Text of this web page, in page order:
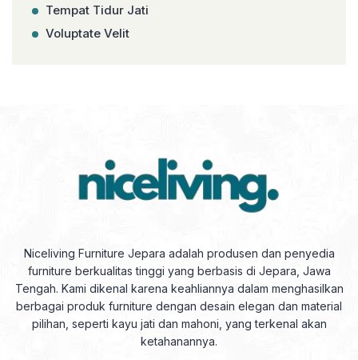
Tempat Tidur Jati
Voluptate Velit
Niceliving Furniture Jepara adalah produsen dan penyedia
furniture berkualitas tinggi yang berbasis di Jepara, Jawa
Tengah. Kami dikenal karena keahliannya dalam menghasilkan
berbagai produk furniture dengan desain elegan dan material
pilihan, seperti kayu jati dan mahoni, yang terkenal akan
ketahanannya.